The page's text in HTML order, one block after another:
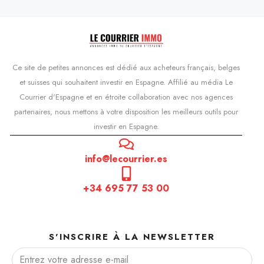
Ce site de petites annonces est dédié aux acheteurs français, belges
et suisses qui souhaitent investir en Espagne. Affilié au média Le
Courrier d'Espagne et en étroite collaboration avec nos agences
partenaires, nous mettons à votre disposition les meilleurs outils pour
investir en Espagne.
info@lecourrier.es
+34 695 77 53 00
S'INSCRIRE À LA NEWSLETTER